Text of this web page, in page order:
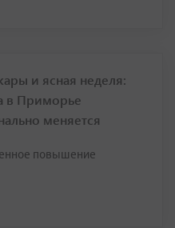
и ясная неделя:
в Приморье
меняется
повышение